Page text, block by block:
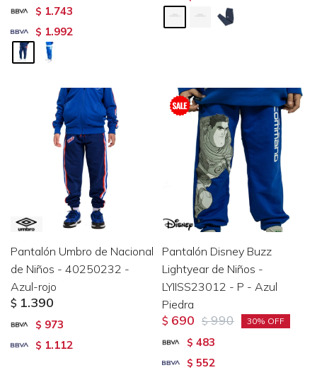
$ 1.743
$ 1.992
Pantalón Umbro de Nacional
de Niños - 40250232 -
Azul-rojo
$ 1.390
$ 973
$ 1.112
Pantalón Disney Buzz
Lightyear de Niños -
LYIISS23012 - P - Azul
Piedra
$ 690 $ 990 30
$ 483
$ 552